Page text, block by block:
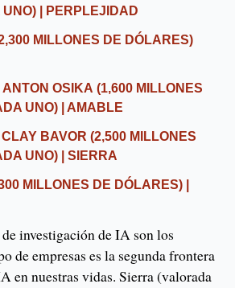
| PERPLEJIDAD
MILLONES DE DÓLARES)
OSIKA (1,600 MILLONES
UNO) | AMABLE
BAVOR (2,500 MILLONES
UNO) | SIERRA
MILLONES DE DÓLARES) |
investigación de IA son los
de empresas es la segunda frontera
en nuestras vidas. Sierra (valorada